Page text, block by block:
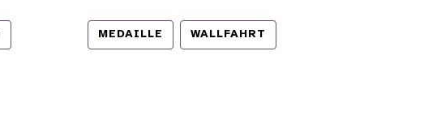
MEDAILLE WALLFAHRT